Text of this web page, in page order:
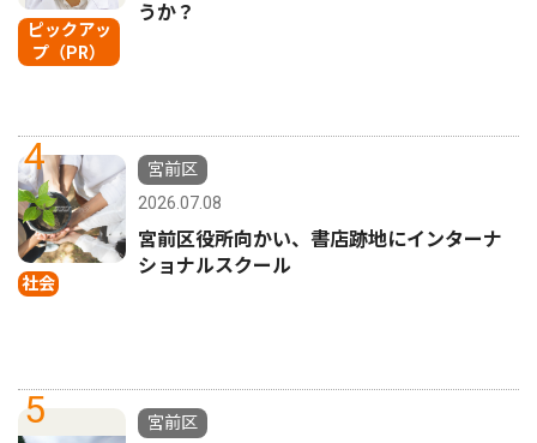
ピックアッ
プ（PR）
うか？
4
社会
宮前区
2026.07.08
宮前区役所向かい、書店跡地にインターナ
ショナルスクール
5
宮前区